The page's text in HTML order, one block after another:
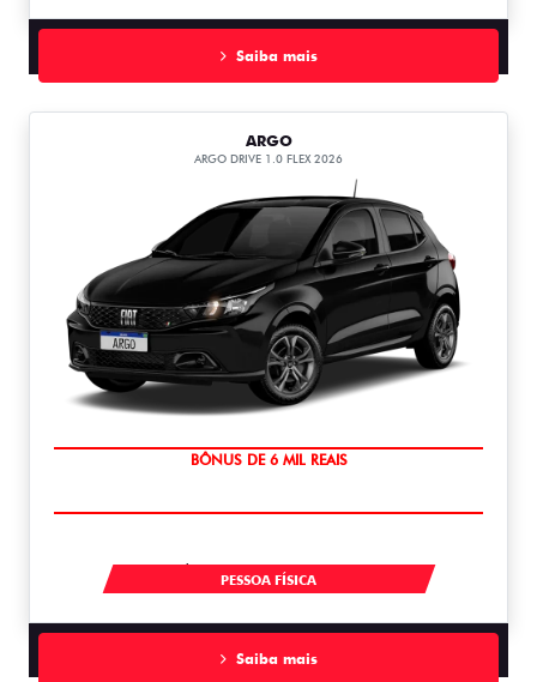
Saiba mais
ARGO
ARGO DRIVE 1.0 FLEX 2026
TAXA ZERO
À VISTA POR R$ 91.490,00
PESSOA FÍSICA
Saiba mais